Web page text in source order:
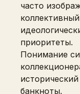
часто
приоритеты.
Понимание
банкноты.